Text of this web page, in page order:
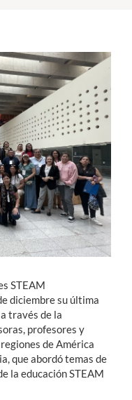
STEAM
diciembre su última
través de la
profesores y
de América
que abordó temas de
la educación STEAM